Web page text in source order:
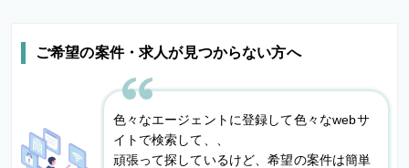
ご希望の案件・求人が見つからない方へ
色々なエージェントに登録して色々なwebサ
イトで検索して、、
頑張って探しているけど、希望の案件は簡単